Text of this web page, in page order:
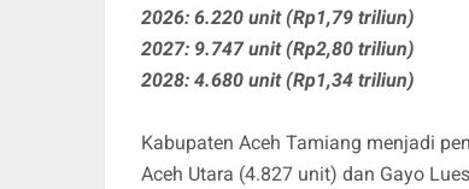
2026: 6.220 unit (Rp1,79 triliun)
2027: 9.747 unit (Rp2,80 triliun)
2028: 4.680 unit (Rp1,34 triliun)
Kabupaten Aceh Tamiang menjadi
Aceh Utara (4.827 unit) dan Gayo